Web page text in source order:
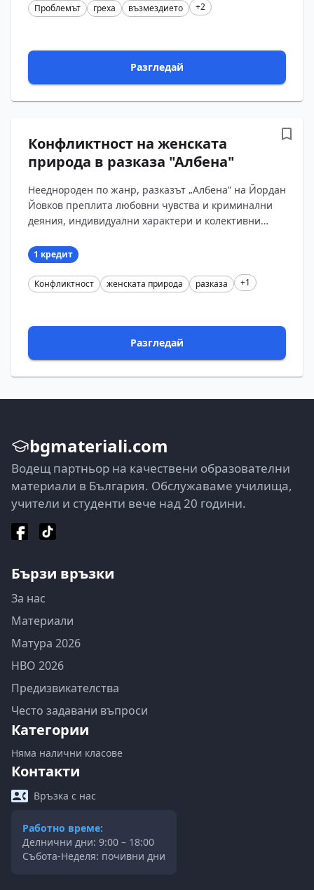
Проблемът греха възмездието +2
Разгледай
Конфликтност на женската
природа в разказа "Албена"
Нееднороден по жанр, разказът „Албена” на Йордан
Йовков преплита любовни чувства и криминални
деяния, индивидуални характери и колективни
обрат...
1 кредит
Конфликтност женската природа разказа +1
Разгледай
bgmateriali.com
Водещ партньор на качествени образователни
материали в България. Обслужаваме училища,
учители и студенти вече над 20 години.
Бързи връзки
За нас
Материали
Матура 2026
НВО 2026
Предизвикателства
Често задавани въпроси
Категории
Няма налични класове
Контакти
Връзка с нас
Работно време:
Делнични дни: 9:00 – 18:00
Събота-Неделя: почивни дни